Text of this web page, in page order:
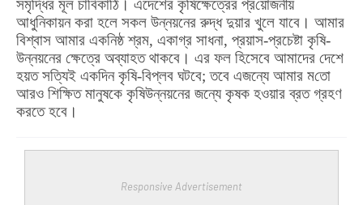
সমৃদ্ধির মূল চাবিকাঠি। এদেশের কৃষিক্ষেত্রের প্রয়োজনীয়
আধুনিকায়ন করা হলে সকল উন্নয়নের রুদ্ধ দুয়ার খুলে যাবে। আমার
বিশ্বাস আমার একনিষ্ঠ শ্রম, একাগ্র সাধনা, প্রয়াস-প্রচেষ্টা কৃষি-
উন্নয়নের ক্ষেত্রে অব্যাহত থাকবে। এর ফল হিসেবে আমাদের দেশে
হয়ত সত্যিই একদিন কৃষি-বিপ্লব ঘটবে;তবে এজন্যে আমার মতো
আরও শিক্ষিত মানুষকে কৃষিউন্নয়নের জন্যে কৃষক হওয়ার ব্রত গ্রহণ
করতে হবে।
Responsive Advertisement